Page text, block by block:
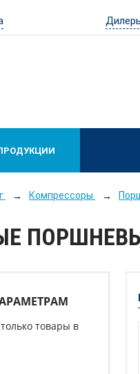
Компрессоры
товары в